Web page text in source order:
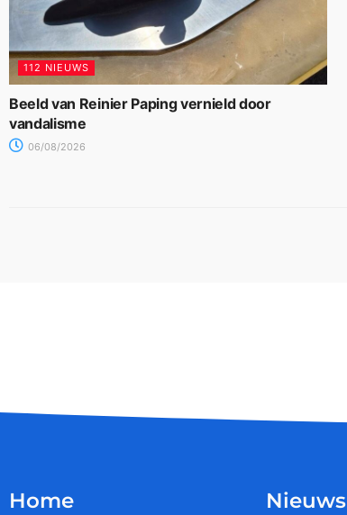
112 NIEUWS
Beeld van Reinier Paping vernield door
vandalisme
06/08/2026
Home Nieuws